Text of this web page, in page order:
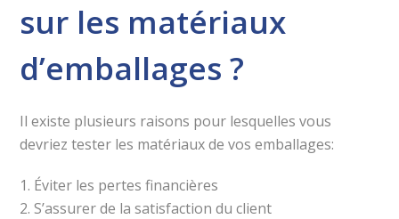
sur les matériaux
d’emballages ?
Il existe plusieurs raisons pour lesquelles vous
devriez tester les matériaux de vos emballages:
1. Éviter les pertes financières
2. S’assurer de la satisfaction du client